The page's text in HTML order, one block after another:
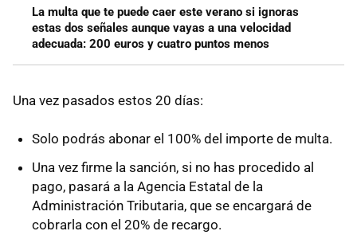
La multa que te puede caer este verano si ignoras
estas dos señales aunque vayas a una velocidad
adecuada: 200 euros y cuatro puntos menos
Una vez pasados estos 20 días:
Solo podrás abonar el 100% del importe de multa.
Una vez firme la sanción, si no has procedido al
pago, pasará a la Agencia Estatal de la
Administración Tributaria, que se encargará de
cobrarla con el 20% de recargo.